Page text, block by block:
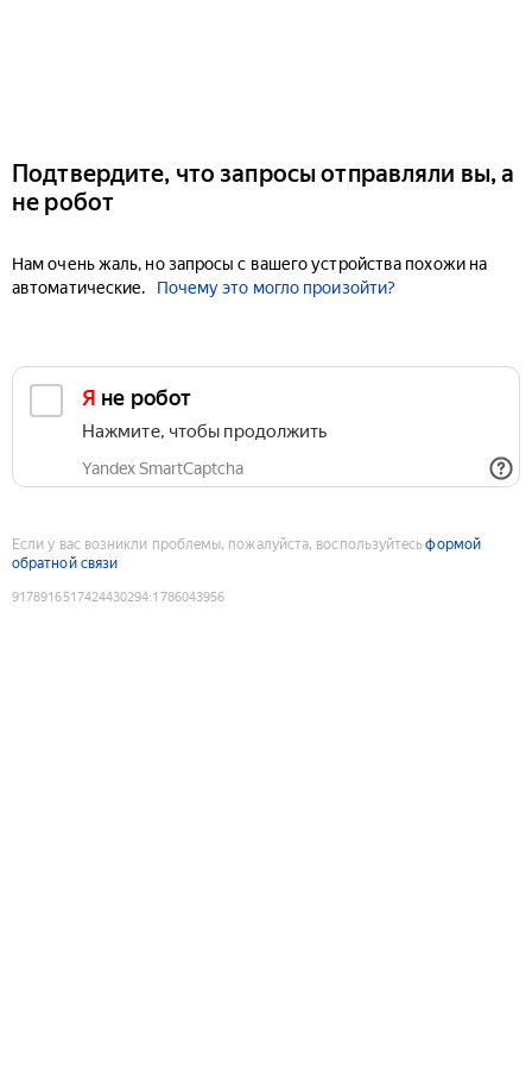
Подтвердите, что запросы отправляли вы, а
не робот
Нам очень жаль, но запросы с вашего устройства похожи на
автоматические.
Почему это могло произойти?
Я не робот
Нажмите, чтобы продолжить
Yandex SmartCaptcha
Если у вас возникли проблемы, пожалуйста, воспользуйтесьформой
обратной связи
9178916517424430294:1786043956